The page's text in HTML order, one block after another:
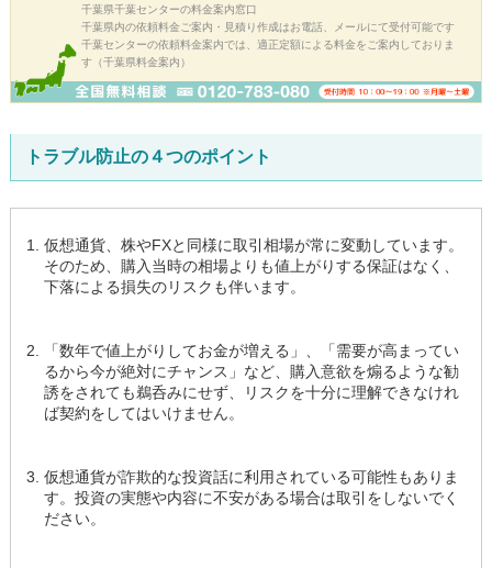
千葉県千葉センターの料金案内窓口
千葉県内の依頼料金ご案内・見積り作成はお電話、メールにて受付可能です
千葉センターの依頼料金案内では、適正定額による料金をご案内しておりま
す（千葉県料金案内）
トラブル防止の４つのポイント
仮想通貨、株やFXと同様に取引相場が常に変動しています。
そのため、購入当時の相場よりも値上がりする保証はなく、
下落による損失のリスクも伴います。
「数年で値上がりしてお金が増える」、「需要が高まってい
るから今が絶対にチャンス」など、購入意欲を煽るような勧
誘をされても鵜呑みにせず、リスクを十分に理解できなけれ
ば契約をしてはいけません。
仮想通貨が詐欺的な投資話に利用されている可能性もありま
す。投資の実態や内容に不安がある場合は取引をしないでく
ださい。